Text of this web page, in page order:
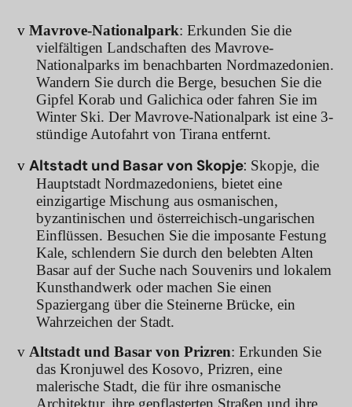
v Mavrove-Nationalpark: Erkunden Sie die
vielfältigen Landschaften des Mavrove-
Nationalparks im benachbarten Nordmazedonien.
Wandern Sie durch die Berge, besuchen Sie die
Gipfel Korab und Galichica oder fahren Sie im
Winter Ski. Der Mavrove-Nationalpark ist eine 3-
stündige Autofahrt von Tirana entfernt.
v Altstadt und Basar von Skopje: Skopje, die
Hauptstadt Nordmazedoniens, bietet eine
einzigartige Mischung aus osmanischen,
byzantinischen und österreichisch-ungarischen
Einflüssen. Besuchen Sie die imposante Festung
Kale, schlendern Sie durch den belebten Alten
Basar auf der Suche nach Souvenirs und lokalem
Kunsthandwerk oder machen Sie einen
Spaziergang über die Steinerne Brücke, ein
Wahrzeichen der Stadt.
v Altstadt und Basar von Prizren: Erkunden Sie
das Kronjuwel des Kosovo, Prizren, eine
malerische Stadt, die für ihre osmanische
Architektur, ihre gepflasterten Straßen und ihre